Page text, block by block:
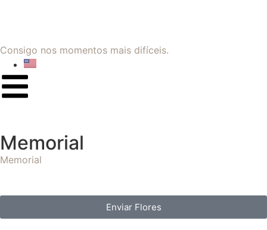
Consigo nos momentos mais difíceis.
Memorial
Memorial
Enviar Flores